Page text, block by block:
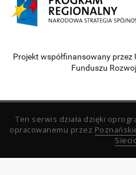
Projekt współfinansowany przez
Funduszu
Ten serwis działa dzięki
opracowanemu przez